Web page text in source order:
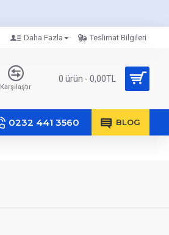
Daha Fazla Teslimat Bilgileri
Karşılaştır
0 ürün - 0,00TL
0232 441 3560 BLOG